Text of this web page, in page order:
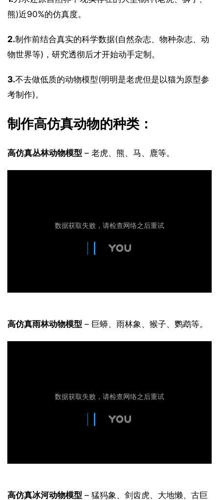
熊)近90%的仿真度。
2.制作前结合真实的科学数据(自然杂志、物种杂志、动
物世界等)，研究透彻后才开始动手定制。
3.不去做低质的动物模型(明明是老虎但是以猫为原型参
考制作)。
制作高仿真动物的种类：
高仿真丛林动物模型 – 老虎、熊、马、鹿等。
高仿真雨林动物模型 – 巨蟒、雨林象、猴子、鹦鹉等。
高仿真冰河动物模型 – 猛犸象、剑齿虎、大地懒、古巨